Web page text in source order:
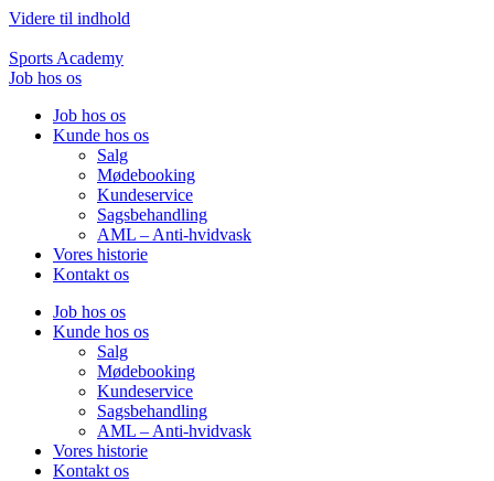
Videre til indhold
Sports Academy
Job hos os
Job hos os
Kunde hos os
Salg
Mødebooking
Kundeservice
Sagsbehandling
AML – Anti-hvidvask
Vores historie
Kontakt os
Job hos os
Kunde hos os
Salg
Mødebooking
Kundeservice
Sagsbehandling
AML – Anti-hvidvask
Vores historie
Kontakt os